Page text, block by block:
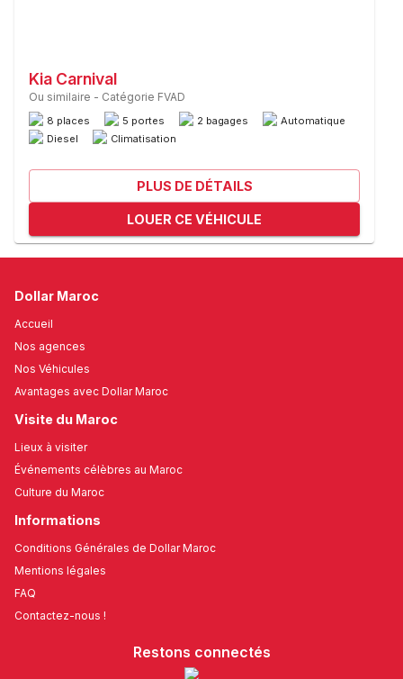
Kia Carnival
Ou similaire - Catégorie FVAD
8 places 5 portes 2 bagages
Automatique
Diesel
Climatisation
PLUS DE DÉTAILS
LOUER CE VÉHICULE
Dollar Maroc
Accueil
Nos agences
Nos Véhicules
Avantages avec Dollar Maroc
Visite du Maroc
Lieux à visiter
Événements célèbres au Maroc
Culture du Maroc
Informations
Conditions Générales de Dollar Maroc
Mentions légales
FAQ
Contactez-nous !
Restons connectés